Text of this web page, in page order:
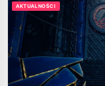
AKTUALNOŚCI